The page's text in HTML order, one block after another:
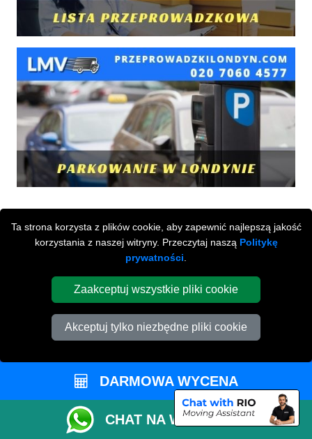
Ta strona korzysta z plików cookie, aby zapewnić najlepszą jakość
korzystania z naszej witryny. Przeczytaj naszą Politykę
prywatności
Zaakceptuj wszystkie pliki cookie
Akceptuj tylko niezbędne pliki cookie
Przeprowadzki Londyn
673 Seven Sisters Road
N15 5LA London,UK
+44 208 099 9173
DARMOWA WYCENA
CHAT NA WHATSAPP